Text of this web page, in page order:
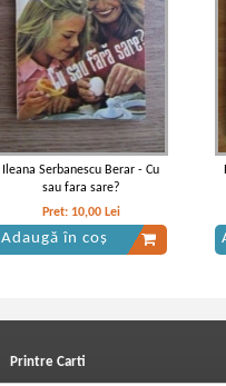
Ileana Serbanescu Berar - Cu
sau fara sare?
Pret: 10,00 Lei
Adaugă în coș
Printre Carti